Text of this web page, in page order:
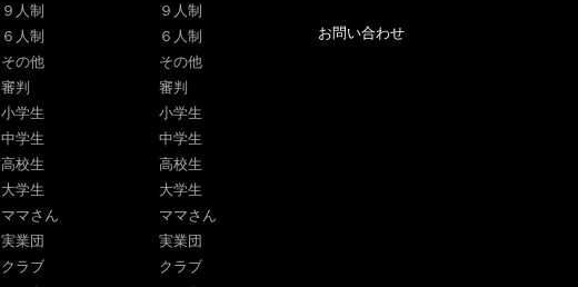
９人制
６人制
その他
審判
小学生
中学生
高校生
大学生
ママさん
実業団
クラブ
９人制
６人制
その他
審判
小学生
中学生
高校生
大学生
ママさん
実業団
クラブ
お問い合わせ